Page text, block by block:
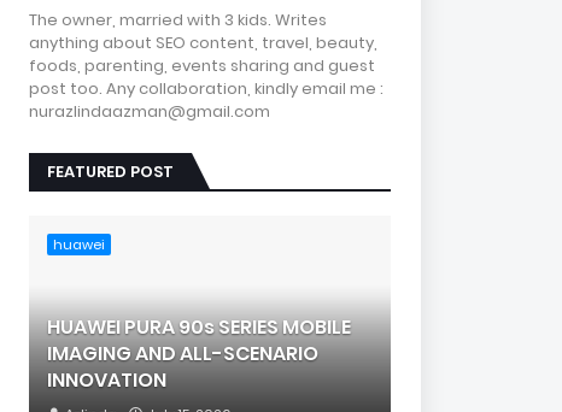
The owner, married with 3 kids. Writes
anything about SEO content, travel, beauty,
foods, parenting, events sharing and guest
post too. Any collaboration, kindly email me :
nurazlindaazman@gmail.com
FEATURED POST
huawei
HUAWEI PURA 90s SERIES MOBILE
IMAGING AND ALL-SCENARIO
INNOVATION